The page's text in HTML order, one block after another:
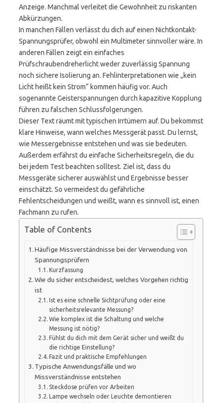
Anzeige. Manchmal verleitet die Gewohnheit zu riskanten
Abkürzungen.
In manchen Fällen verlässt du dich auf einen Nichtkontakt-
Spannungsprüfer, obwohl ein Multimeter sinnvoller wäre. In
anderen Fällen zeigt ein einfaches
Prüfschraubendreherlicht weder zuverlässig Spannung
noch sichere Isolierung an. Fehlinterpretationen wie „kein
Licht heißt kein Strom“ kommen häufig vor. Auch
sogenannte Geisterspannungen durch kapazitive Kopplung
führen zu falschen Schlussfolgerungen.
Dieser Text räumt mit typischen Irrtümern auf. Du bekommst
klare Hinweise, wann welches Messgerät passt. Du lernst,
wie Messergebnisse entstehen und was sie bedeuten.
Außerdem erfährst du einfache Sicherheitsregeln, die du
bei jedem Test beachten solltest. Ziel ist, dass du
Messgeräte sicherer auswählst und Ergebnisse besser
einschätzt. So vermeidest du gefährliche
Fehlentscheidungen und weißt, wann es sinnvoll ist, einen
Fachmann zu rufen.
Table of Contents
Häufige Missverständnisse bei der Verwendung von
Spannungsprüfern
Kurzfassung
Wie du sicher entscheidest, welches Vorgehen richtig
ist
Ist es eine schnelle Sichtprüfung oder eine
sicherheitsrelevante Messung?
Wie komplex ist die Schaltung und welche
Messung ist nötig?
Fühlst du dich mit dem Gerät sicher und weißt du
die richtige Einstellung?
Fazit und praktische Empfehlungen
Typische Anwendungsfälle und wo
Missverständnisse entstehen
Steckdose prüfen vor Arbeiten
Lampe wechseln oder Leuchte demontieren